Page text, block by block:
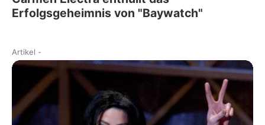
Erfolgsgeheimnis von "Baywatch"
Artikel -